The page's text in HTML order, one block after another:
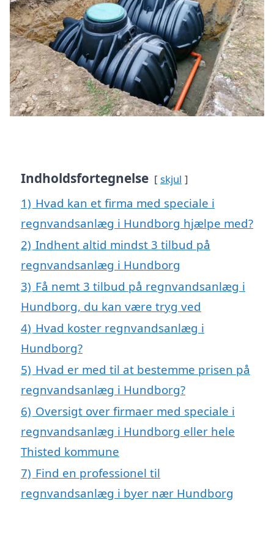
Indholdsfortegnelse skjul
1) Hvad kan et firma med speciale i
regnvandsanlæg i Hundborg hjælpe med?
2) Indhent altid mindst 3 tilbud på
regnvandsanlæg i Hundborg
3) Få nemt 3 tilbud på regnvandsanlæg i
Hundborg, du kan være tryg ved
4) Hvad koster regnvandsanlæg i
Hundborg?
5) Hvad er med til at bestemme prisen på
regnvandsanlæg i Hundborg?
6) Oversigt over firmaer med speciale i
regnvandsanlæg i Hundborg eller hele
Thisted kommune
7) Find en professionel til
regnvandsanlæg i byer nær Hundborg